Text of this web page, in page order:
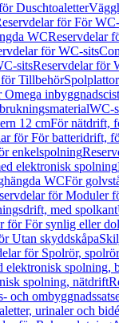
Duschtoaletter
för För
WCReservdelar
för WC-sits
sitsReservdelar för
Tillbehör
WC-
12 cmFör nätdrift,
för För batteridrift,
enkelspolning
elektronisk spolning
WCFör
för Moduler
med spolkant
för För synlig eller
Utan skyddskåpa
för Spolrör,
elektronisk spolning,
spolning, nätdrift
och
urinaler och